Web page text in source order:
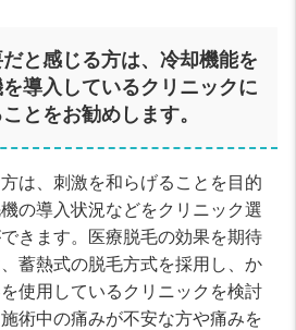
と感じる方は、冷却機能を
導入しているクリニックに
とをお勧めします。
は、刺激を和らげることを目的
の導入状況などをクリニック選
きます。医療脱毛の効果を期待
蓄熱式の脱毛方式を採用し、か
使用しているクリニックを検討
術中の痛みが不安な方や痛みを